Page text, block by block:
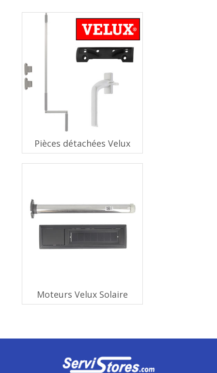
Pièces détachées Velux
Moteurs Velux Solaire